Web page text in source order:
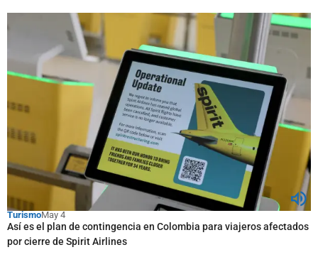
TurismoMay 4
Así es el plan de contingencia en Colombia para viajeros afectados
por cierre de Spirit Airlines